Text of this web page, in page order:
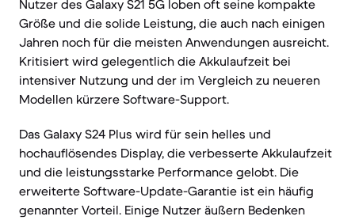
Nutzer des Galaxy S21 5G loben oft seine kompakte
Größe und die solide Leistung, die auch nach einigen
Jahren noch für die meisten Anwendungen ausreicht.
Kritisiert wird gelegentlich die Akkulaufzeit bei
intensiver Nutzung und der im Vergleich zu neueren
Modellen kürzere Software-Support.
Das Galaxy S24 Plus wird für sein helles und
hochauflösendes Display, die verbesserte Akkulaufzeit
und die leistungsstarke Performance gelobt. Die
erweiterte Software-Update-Garantie ist ein häufig
genannter Vorteil. Einige Nutzer äußern Bedenken